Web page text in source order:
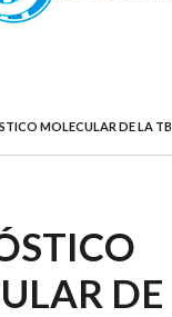
MOLECULAR DE LA